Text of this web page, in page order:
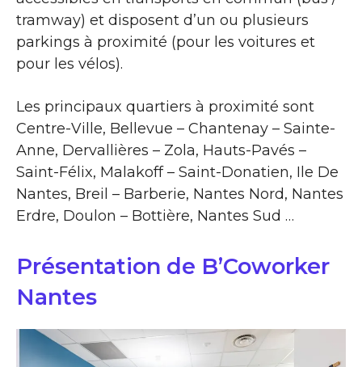
tramway) et disposent d’un ou plusieurs
parkings à proximité (pour les voitures et
pour les vélos).
Les principaux quartiers à proximité sont
Centre-Ville, Bellevue – Chantenay – Sainte-
Anne, Dervallières – Zola, Hauts-Pavés –
Saint-Félix, Malakoff – Saint-Donatien, Ile De
Nantes, Breil – Barberie, Nantes Nord, Nantes
Erdre, Doulon – Bottière, Nantes Sud …
Présentation de B’Coworker
Nantes